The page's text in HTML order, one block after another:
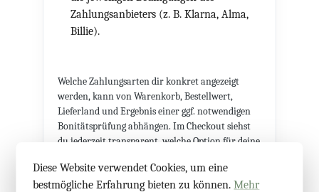
Zahlungsanbieters (z. B. Klarna, Alma,
Billie).
Welche Zahlungsarten dir konkret angezeigt
werden, kann von Warenkorb, Bestellwert,
Lieferland und Ergebnis einer ggf. notwendigen
Bonitätsprüfung abhängen. Im Checkout siehst
du jederzeit transparent, welche Option für deine
Diese Website verwendet Cookies, um eine
bestmögliche Erfahrung bieten zu können.Mehr